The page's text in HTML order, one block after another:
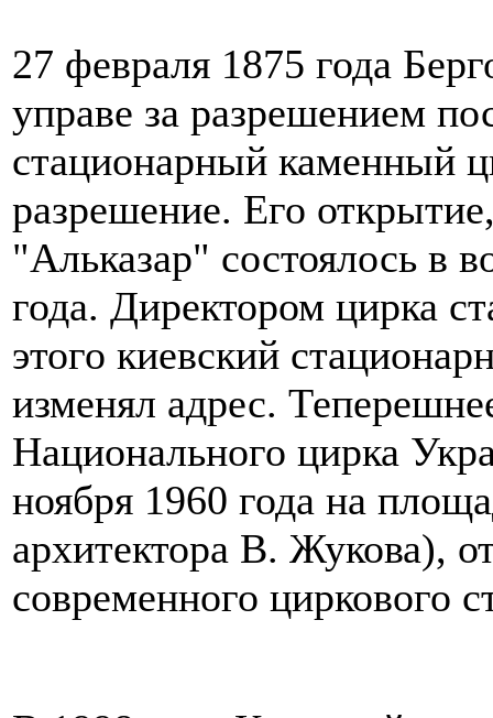
27 февраля 1875 года
управе за разрешением
стационарный каменный
разрешение. Его
"Альказар" состоялось в
года. Директором цирка
этого киевский
изменял адрес.
Национального цирка
ноября 1960 года на
архитектора В. Жукова),
современного циркового